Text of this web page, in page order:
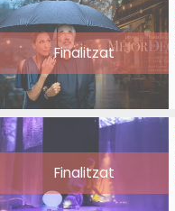
Finalitzat
Finalitzat